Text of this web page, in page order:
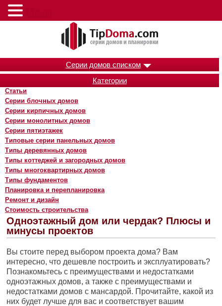
Серии домов списком
Категории
Статьи
Серии блочных домов
Серии кирпичных домов
Серии монолитных домов
Серии пятиэтажек
Типовые серии панельных домов
Типы деревянных домов
Типы коттеджей и загородных домов
Типы многоквартирных домов
Типы фундаментов
Планировка и перепланировка
Ремонт и дизайн
Стоимость строительства
Одноэтажный дом или чердак? Плюсы и
минусы проектов
Вы стоите перед выбором проекта дома? Вам
интересно, что дешевле построить и эксплуатировать?
Познакомьтесь с преимуществами и недостатками
одноэтажных домов, а также с преимуществами и
недостатками домов с мансардой. Прочитайте, какой из
них будет лучше для вас и соответствует вашим